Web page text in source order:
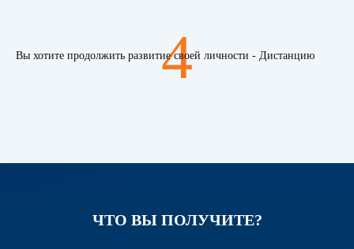
Вы хотите продолжить развитие своей личности - Дистанцию
4
ЧТО ВЫ ПОЛУЧИТЕ?